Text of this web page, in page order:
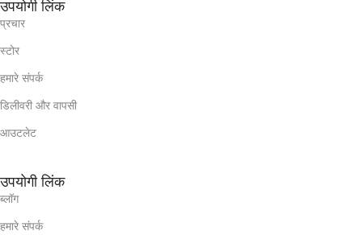
उपयोगी लिंक
प्रचार
स्टोर
हमारे संपर्क
डिलीवरी और वापसी
आउटलेट
उपयोगी लिंक
ब्लॉग
हमारे संपर्क